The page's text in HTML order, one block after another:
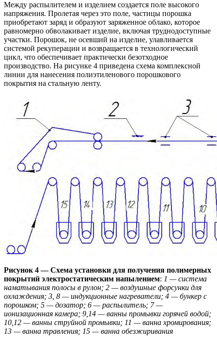
Между распылителем и изделием создается поле высокого
напряжения. Пролетая через это поле, частицы порошка
приобретают заряд и образуют заряженное облако, которое
равномерно обволакивает изделие, включая труднодоступные
участки. Порошок, не осевший на изделие, улавливается
системой рекуперации и возвращается в технологический
цикл, что обеспечивает практически безотходное
производство. На рисунке 4 приведена схема комплексной
линии для нанесения полиэтиленового порошкового
покрытия на стальную ленту.
Рисунок 4 — Схема установки для получения полимерных
покрытий электростатическим напылением: 1 — система
наматывания полосы в рулон; 2 — воздушные форсунки для
охлаждения; 3, 8 — индукционные нагреватели; 4 — бункер с
порошком; 5 — дозатор; 6 — распылитель; 7 —
ионизационная камера; 9,14 — ванны промывки горячей водой;
10,12 — ванны струйной промывки; 11 — ванна хромирования;
13 — ванна травления; 15 — ванна обезжиривания